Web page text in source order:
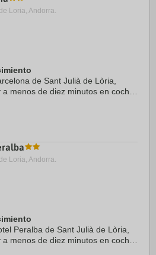
Loria, Andorra.
de Sant Julià de Lòria,
menos de diez minutos en coche
...
Loria, Andorra.
Peralba de Sant Julià de Lòria,
menos de diez minutos en coche